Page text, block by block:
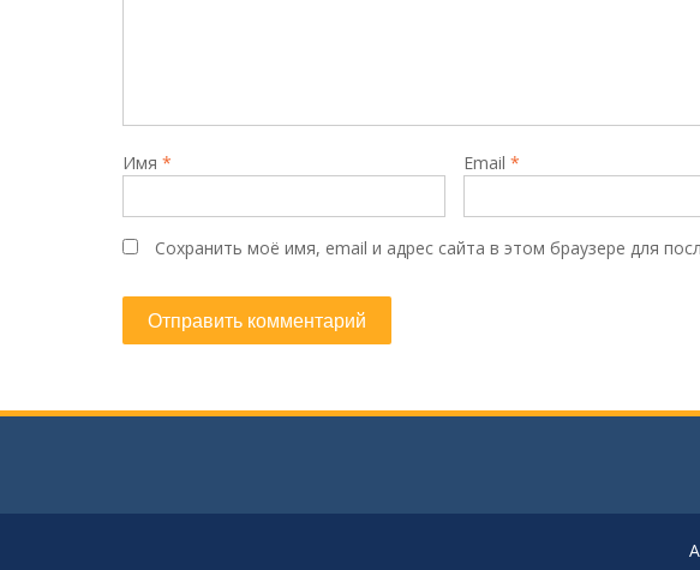
Имя * Email *
Сохранить моё имя, email и адрес сайта в этом браузере для